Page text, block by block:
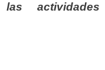
actividades